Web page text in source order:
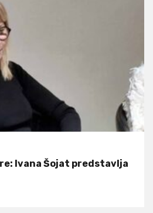
Ivana Šojat predstavlja